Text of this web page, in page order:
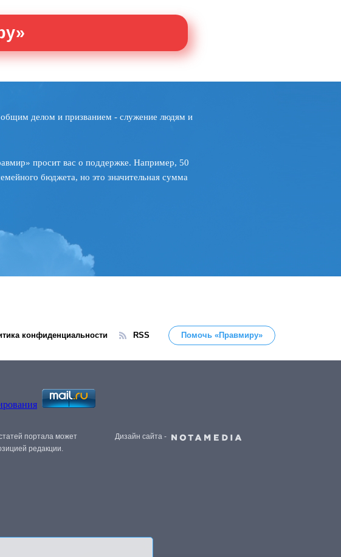
делом и призванием - служение людям и
просит вас о поддержке. Например, 50
бюджета, но это значительная сумма
конфиденциальности RSS Помочь «Правмиру»
портала может
редакции.
Дизайн сайта -